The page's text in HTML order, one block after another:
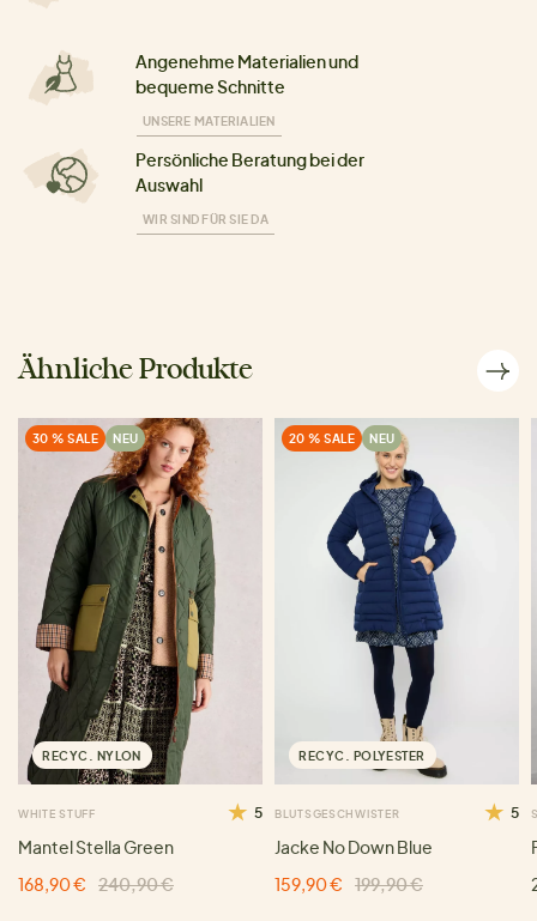
Angenehme Materialien und
bequeme Schnitte
UNSERE MATERIALIEN
Persönliche Beratung bei der
Auswahl
WIR SIND FÜR SIE DA
Ähnliche Produkte
30 % SALE NEU
RECYC. NYLON
WHITE STUFF 5
Mantel Stella Green
168,90 €
240,90 €
20 % SALE NEU
RECYC. POLYESTER
BLUTSGESCHWISTER 5
Jacke No Down Blue
159,90 €
199,90 €